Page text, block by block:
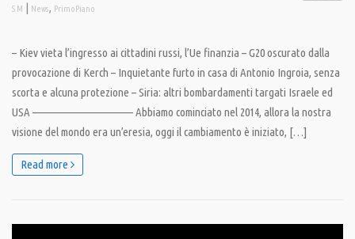
S M | News, PrimoPiano
– Kiev vieta l’ingresso ai cittadini russi, l’Ue finanzia – G20 oscurato dalla
provocazione di Kerch – Inquietante furto in casa di Antonio Ingroia, senza
scorta e alcuna protezione – Siria: altri bombardamenti targati Israele ed
USA ———————————– Abbiamo cominciato nel 2014, allora la nostra
visione del mondo era un’eresia, oggi il cambiamento è iniziato, […]
Read more